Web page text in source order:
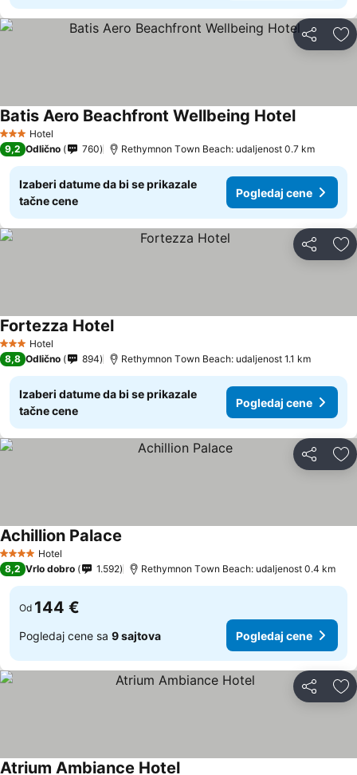
Deli
3 Zvezdice
Hotel
Batis Aero Beachfront Wellbeing Hotel
9,2 Odlično 760 Rethymnon Τown Beach: udaljenost 0.7 km
Izaberi datume da bi se prikazale
tačne cene
Pogledaj cene
Deli
3 Zvezdice
Hotel
Fortezza Hotel
8,8 Odlično 894 Rethymnon Τown Beach: udaljenost 1.1 km
Izaberi datume da bi se prikazale
tačne cene
Pogledaj cene
Deli
4 ZvezdiceHotel
Achillion Palace
8,2 Vrlo dobro 1.592 Rethymnon Τown Beach: udaljenost 0.4 km
Od 144 €
Pogledaj cene sa 9 sajtova Pogledaj cene
Deli
Atrium Ambiance Hotel